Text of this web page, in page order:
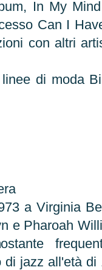
In My
Can I
con altri
di moda
a Virginia
e Pharoah
di jazz all'età